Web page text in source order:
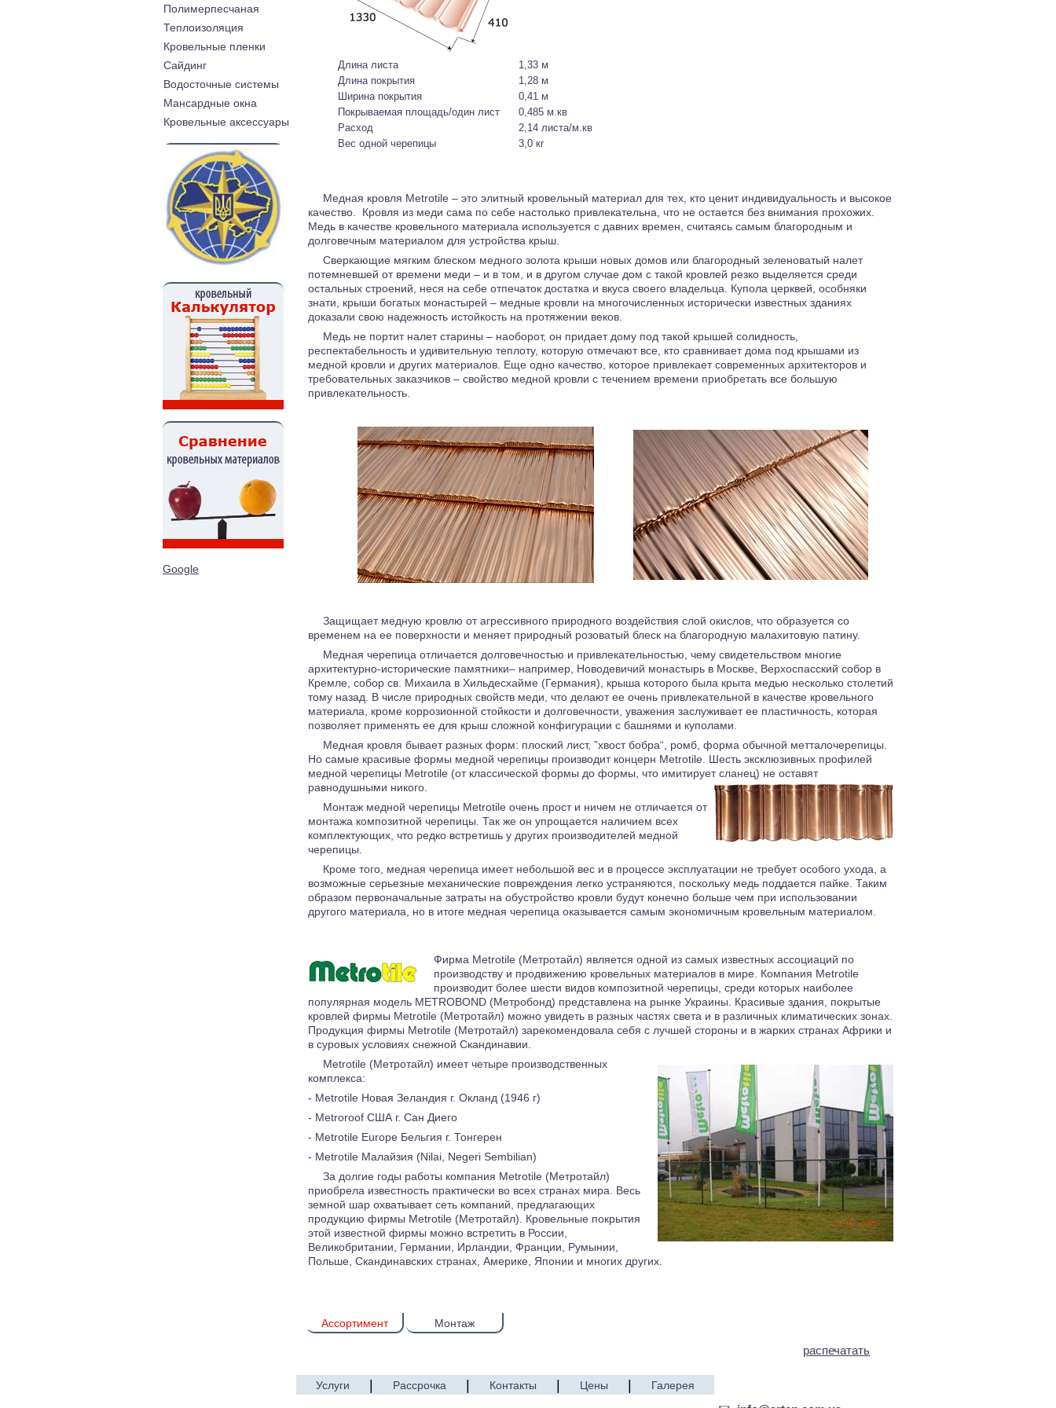
Полимерпесчаная
Теплоизоляция
Кровельные пленки
Cайдинг
Водосточные системы
Мансардные окна
Кровельные аксессуары
Google
Длина листа
1,33 м
Длина покрытия
1,28 м
Ширина покрытия
0,41 м
Покрываемая площадь/один лист
0,485 м.кв
Расход
2,14 листа/м.кв
Вес одной черепицы
3,0 кг
Медная кровля Metrotile – это элитный кровельный материал для тех, кто ценит индивидуальность и высокое
качество. Кровля из меди сама по себе настолько привлекательна, что не остается без внимания прохожих.
Медь в качестве кровельного материала используется с давних времен, считаясь самым благородным и
долговечным материалом для устройства крыш.
Сверкающие мягким блеском медного золота крыши новых домов или благородный зеленоватый налет
потемневшей от времени меди – и в том, и в другом случае дом с такой кровлей резко выделяется среди
остальных строений, неся на себе отпечаток достатка и вкуса своего владельца. Купола церквей, особняки
знати, крыши богатых монастырей – медные кровли на многочисленных исторически известных зданиях
доказали свою надежность истойкость на протяжении веков.
Медь не портит налет старины – наоборот, он придает дому под такой крышей солидность,
респектабельность и удивительную теплоту, которую отмечают все, кто сравнивает дома под крышами из
медной кровли и других материалов. Еще одно качество, которое привлекает современных архитекторов и
требовательных заказчиков – свойство медной кровли с течением времени приобретать все большую
привлекательность.
Защищает медную кровлю от агрессивного природного воздействия слой окислов, что образуется со
временем на ее поверхности и меняет природный розоватый блеск на благородную малахитовую патину.
Медная черепица отличается долговечностью и привлекательностью, чему свидетельством многие
архитектурно-исторические памятники– например, Новодевичий монастырь в Москве, Верхоспасский собор в
Кремле, собор св. Михаила в Хильдесхайме (Германия), крыша которого была крыта медью несколько столетий
тому назад. В числе природных свойств меди, что делают ее очень привлекательной в качестве кровельного
материала, кроме коррозионной стойкости и долговечности, уважения заслуживает ее пластичность, которая
позволяет применять ее для крыш сложной конфигурации с башнями и куполами.
Медная кровля бывает разных форм: плоский лист, ”хвост бобра“, ромб, форма обычной метталочерепицы.
Но самые красивые формы медной черепицы производит концерн Metrotile. Шесть эксклюзивных профилей
медной черепицы Metrotile (от классической формы до формы, что имитирует сланец) не оставят
равнодушными никого.
Монтаж медной черепицы Metrotile очень прост и ничем не отличается от
монтажа композитной черепицы. Так же он упрощается наличием всех
комплектующих, что редко встретишь у других производителей медной
черепицы.
Кроме того, медная черепица имеет небольшой вес и в процессе эксплуатации не требует особого ухода, а
возможные серьезные механические повреждения легко устраняются, поскольку медь поддается пайке. Таким
образом первоначальные затраты на обустройство кровли будут конечно больше чем при использовании
другого материала, но в итоге медная черепица оказывается самым экономичным кровельным материалом.
Фирма Metrotile (Метротайл) является одной из самых известных ассоциаций по
производству и продвижению кровельных материалов в мире. Компания Metrotile
производит более шести видов композитной черепицы, среди которых наиболее
популярная модель METROBOND (Метробонд) представлена на рынке Украины. Красивые здания, покрытые
кровлей фирмы Metrotile (Метротайл) можно увидеть в разных частях света и в различных климатических зонах.
Продукция фирмы Metrotile (Метротайл) зарекомендовала себя с лучшей стороны и в жарких странах Африки и
в суровых условиях снежной Скандинавии.
Metrotile (Метротайл) имеет четыре производственных
комплекса:
- Metrotile Новая Зеландия г. Окланд (1946 г)
- Metroroof США г. Сан Диего
- Metrotile Europe Бельгия г. Тонгерен
- Metrotile Малайзия (Nilai, Negeri Sembilian)
За долгие годы работы компания Metrotile (Метротайл)
приобрела известность практически во всех странах мира. Весь
земной шар охватывает сеть компаний, предлагающих
продукцию фирмы Metrotile (Метротайл). Кровельные покрытия
этой известной фирмы можно встретить в России,
Великобритании, Германии, Ирландии, Франции, Румынии,
Польше, Скандинавских странах, Америке, Японии и многих других.
Ассортимент Монтаж
распечатать
Услуги | Рассрочка | Контакты | Цены | Галерея